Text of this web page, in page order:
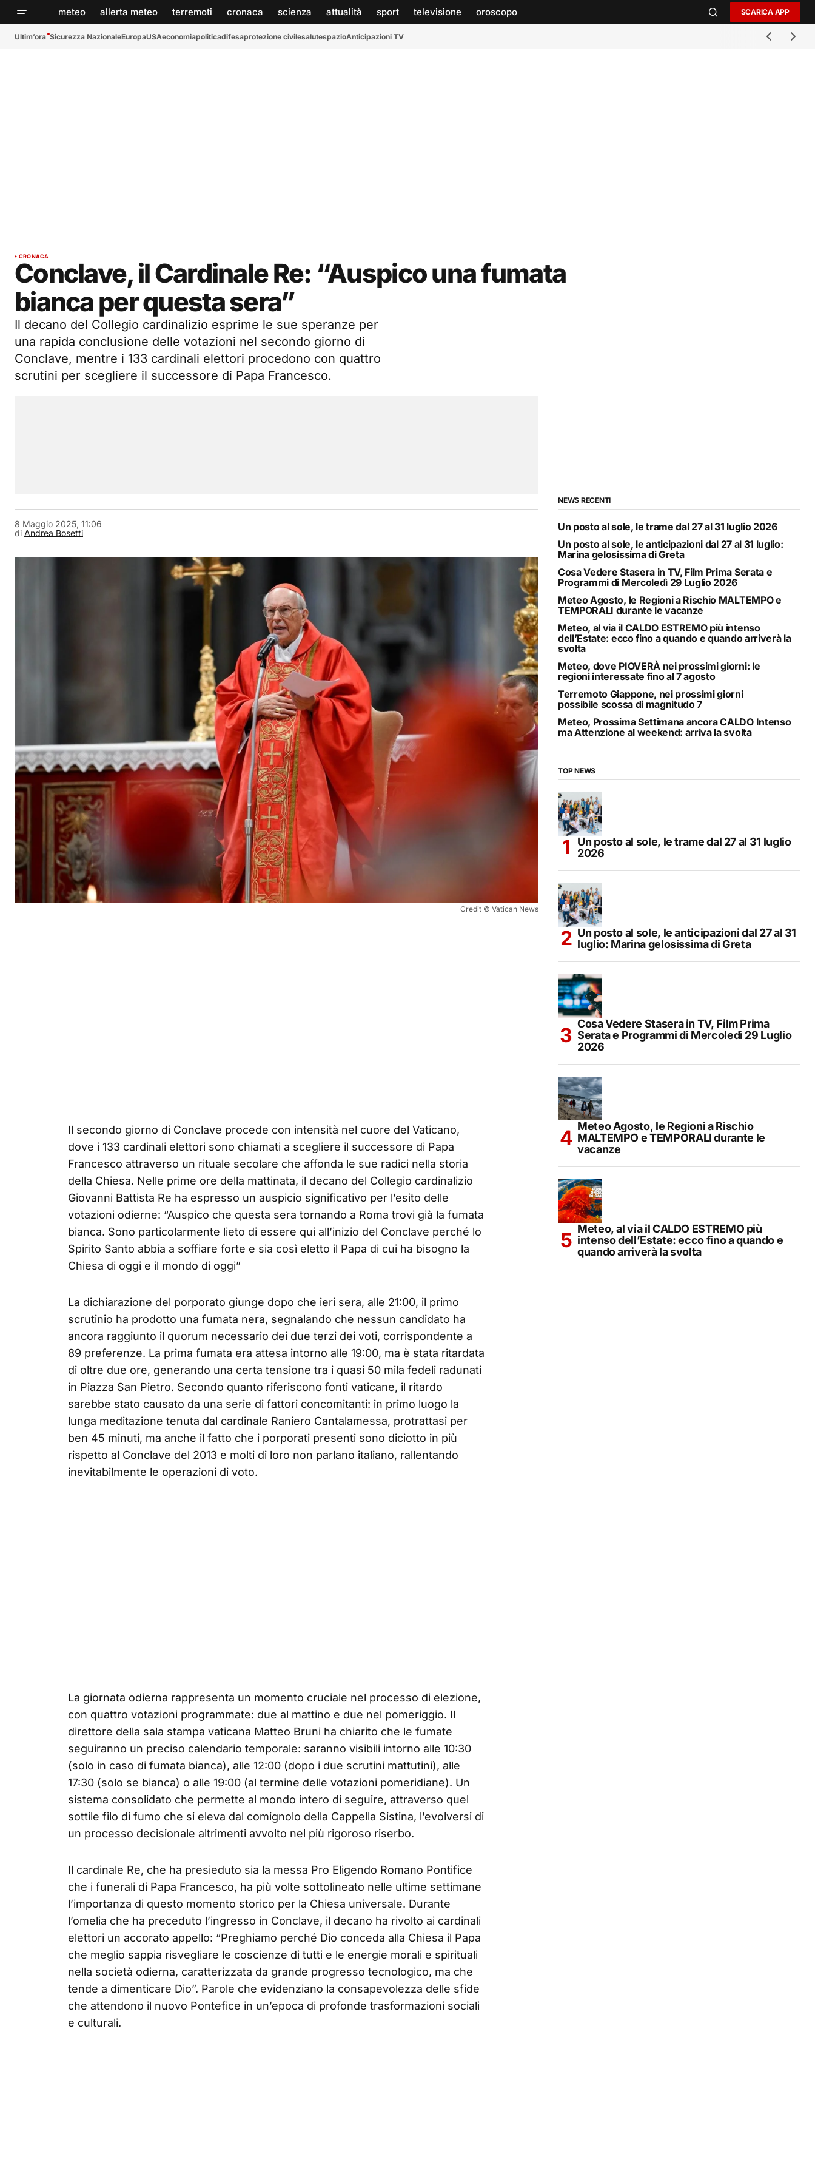
meteo allerta meteo terremoti cronaca scienza attualità sport televisione oroscopo SCARICA APP
Ultim’ora Sicurezza NazionaleEuropaUSAeconomiapoliticadifesaprotezione civilesalutespazioAnticipazioni TV
CRONACA
Conclave, il Cardinale Re: “Auspico una fumata
bianca per questa sera”
Il decano del Collegio cardinalizio esprime le sue speranze per
una rapida conclusione delle votazioni nel secondo giorno di
Conclave, mentre i 133 cardinali elettori procedono con quattro
scrutini per scegliere il successore di Papa Francesco.
di Andrea Bosetti
8 Maggio 2025, 11:06
Credit © Vatican News
Il secondo giorno di Conclave procede con intensità nel cuore del Vaticano,
dove i 133 cardinali elettori sono chiamati a scegliere il successore di Papa
Francesco attraverso un rituale secolare che affonda le sue radici nella storia
della Chiesa. Nelle prime ore della mattinata, il decano del Collegio cardinalizio
Giovanni Battista Re ha espresso un auspicio significativo per l’esito delle
votazioni odierne: “Auspico che questa sera tornando a Roma trovi già la fumata
bianca. Sono particolarmente lieto di essere qui all’inizio del Conclave perché lo
Spirito Santo abbia a soffiare forte e sia così eletto il Papa di cui ha bisogno la
Chiesa di oggi e il mondo di oggi”
La dichiarazione del porporato giunge dopo che ieri sera, alle 21:00, il primo
scrutinio ha prodotto una fumata nera, segnalando che nessun candidato ha
ancora raggiunto il quorum necessario dei due terzi dei voti, corrispondente a
89 preferenze. La prima fumata era attesa intorno alle 19:00, ma è stata ritardata
di oltre due ore, generando una certa tensione tra i quasi 50 mila fedeli radunati
in Piazza San Pietro. Secondo quanto riferiscono fonti vaticane, il ritardo
sarebbe stato causato da una serie di fattori concomitanti: in primo luogo la
lunga meditazione tenuta dal cardinale Raniero Cantalamessa, protrattasi per
ben 45 minuti, ma anche il fatto che i porporati presenti sono diciotto in più
rispetto al Conclave del 2013 e molti di loro non parlano italiano, rallentando
inevitabilmente le operazioni di voto.
La giornata odierna rappresenta un momento cruciale nel processo di elezione,
con quattro votazioni programmate: due al mattino e due nel pomeriggio. Il
direttore della sala stampa vaticana Matteo Bruni ha chiarito che le fumate
seguiranno un preciso calendario temporale: saranno visibili intorno alle 10:30
(solo in caso di fumata bianca), alle 12:00 (dopo i due scrutini mattutini), alle
17:30 (solo se bianca) o alle 19:00 (al termine delle votazioni pomeridiane). Un
sistema consolidato che permette al mondo intero di seguire, attraverso quel
sottile filo di fumo che si eleva dal comignolo della Cappella Sistina, l’evolversi di
un processo decisionale altrimenti avvolto nel più rigoroso riserbo.
Il cardinale Re, che ha presieduto sia la messa Pro Eligendo Romano Pontifice
che i funerali di Papa Francesco, ha più volte sottolineato nelle ultime settimane
l’importanza di questo momento storico per la Chiesa universale. Durante
l’omelia che ha preceduto l’ingresso in Conclave, il decano ha rivolto ai cardinali
elettori un accorato appello: “Preghiamo perché Dio conceda alla Chiesa il Papa
che meglio sappia risvegliare le coscienze di tutti e le energie morali e spirituali
nella società odierna, caratterizzata da grande progresso tecnologico, ma che
tende a dimenticare Dio”. Parole che evidenziano la consapevolezza delle sfide
che attendono il nuovo Pontefice in un’epoca di profonde trasformazioni sociali
e culturali.
NEWS RECENTI
Un posto al sole, le trame dal 27 al 31 luglio 2026
Un posto al sole, le anticipazioni dal 27 al 31 luglio:
Marina gelosissima di Greta
Cosa Vedere Stasera in TV, Film Prima Serata e
Programmi di Mercoledì 29 Luglio 2026
Meteo Agosto, le Regioni a Rischio MALTEMPO e
TEMPORALI durante le vacanze
Meteo, al via il CALDO ESTREMO più intenso
dell’Estate: ecco fino a quando e quando arriverà la
svolta
Meteo, dove PIOVERÀ nei prossimi giorni: le
regioni interessate fino al 7 agosto
Terremoto Giappone, nei prossimi giorni
possibile scossa di magnitudo 7
Meteo, Prossima Settimana ancora CALDO Intenso
ma Attenzione al weekend: arriva la svolta
TOP NEWS
Un posto al sole, le trame dal 27 al 31 luglio
2026
Un posto al sole, le anticipazioni dal 27 al 31
luglio: Marina gelosissima di Greta
Cosa Vedere Stasera in TV, Film Prima
Serata e Programmi di Mercoledì 29 Luglio
2026
Meteo Agosto, le Regioni a Rischio
MALTEMPO e TEMPORALI durante le
vacanze
Meteo, al via il CALDO ESTREMO più
intenso dell’Estate: ecco fino a quando e
quando arriverà la svolta